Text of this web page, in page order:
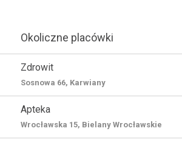
Okoliczne placówki
Zdrowit
Sosnowa 66, Karwiany
Apteka
Wrocławska 15, Bielany Wrocławskie